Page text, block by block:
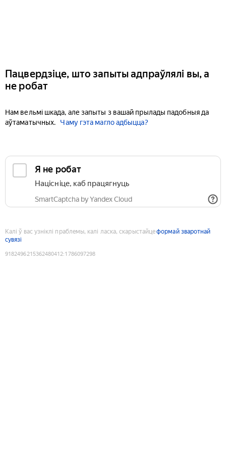
Пацвердзіце, што запыты адпраўлялі вы, а
не робат
Нам вельмі шкада, але запыты з вашай прылады падобныя да
аўтаматычных.
Чаму гэта магло адбыцца?
Я не робат
Націсніце, каб працягнуць
SmartCaptcha by Yandex Cloud
Калі ў вас узніклі праблемы, калі ласка, скарыстайцеформай зваротнай
сувязі
9182496215362480412:1786097298